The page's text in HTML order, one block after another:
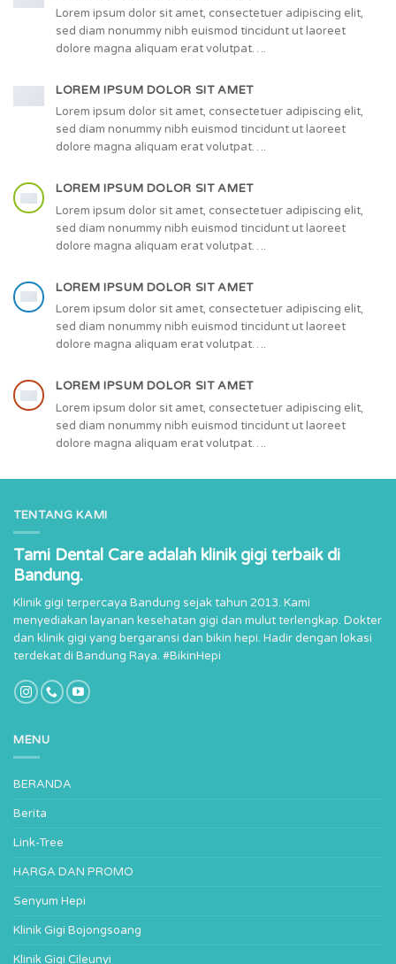
Lorem ipsum dolor sit amet, consectetuer adipiscing elit,
sed diam nonummy nibh euismod tincidunt ut laoreet
dolore magna aliquam erat volutpat….
LOREM IPSUM DOLOR SIT AMET
Lorem ipsum dolor sit amet, consectetuer adipiscing elit,
sed diam nonummy nibh euismod tincidunt ut laoreet
dolore magna aliquam erat volutpat….
LOREM IPSUM DOLOR SIT AMET
Lorem ipsum dolor sit amet, consectetuer adipiscing elit,
sed diam nonummy nibh euismod tincidunt ut laoreet
dolore magna aliquam erat volutpat….
LOREM IPSUM DOLOR SIT AMET
Lorem ipsum dolor sit amet, consectetuer adipiscing elit,
sed diam nonummy nibh euismod tincidunt ut laoreet
dolore magna aliquam erat volutpat….
LOREM IPSUM DOLOR SIT AMET
Lorem ipsum dolor sit amet, consectetuer adipiscing elit,
sed diam nonummy nibh euismod tincidunt ut laoreet
dolore magna aliquam erat volutpat….
TENTANG KAMI
Tami Dental Care adalah klinik gigi terbaik di
Bandung.
Klinik gigi terpercaya Bandung sejak tahun 2013. Kami
menyediakan layanan kesehatan gigi dan mulut terlengkap. Dokter
dan klinik gigi yang bergaransi dan bikin hepi. Hadir dengan lokasi
terdekat di Bandung Raya. #BikinHepi
MENU
BERANDA
Berita
Link-Tree
HARGA DAN PROMO
Senyum Hepi
Klinik Gigi Bojongsoang
Klinik Gigi Cileunyi